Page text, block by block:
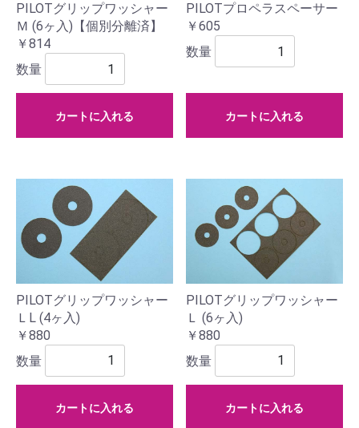
PILOTグリップワッシャー
Ｍ (6ヶ入)【個別分離済】
￥814
数量
カートに入れる
PILOTプロペラスペーサー
￥605
数量
カートに入れる
PILOTグリップワッシャー
ＬL (4ヶ入)
￥880
数量
カートに入れる
PILOTグリップワッシャー
Ｌ (6ヶ入)
￥880
数量
カートに入れる